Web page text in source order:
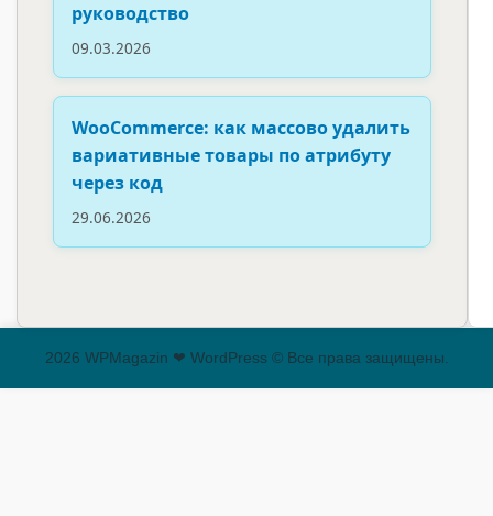
руководство
09.03.2026
WooCommerce: как массово удалить
вариативные товары по атрибуту
через код
29.06.2026
2026 WPMagazin ❤ WordPress © Все права защищены.